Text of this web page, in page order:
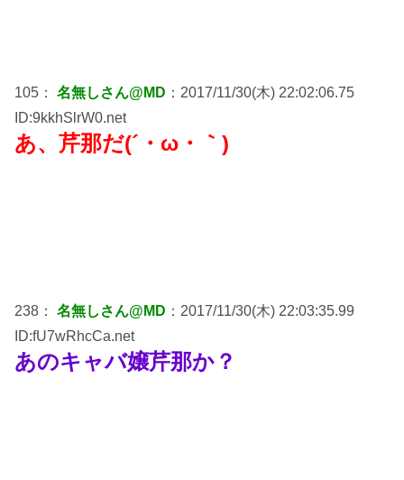
105： 名無しさん@MD ：2017/11/30(木) 22:02:06.75
ID:9kkhSlrW0.net
あ、芹那だ(´・ω・｀)
238： 名無しさん@MD ：2017/11/30(木) 22:03:35.99
ID:fU7wRhcCa.net
あのキャバ嬢芹那か？